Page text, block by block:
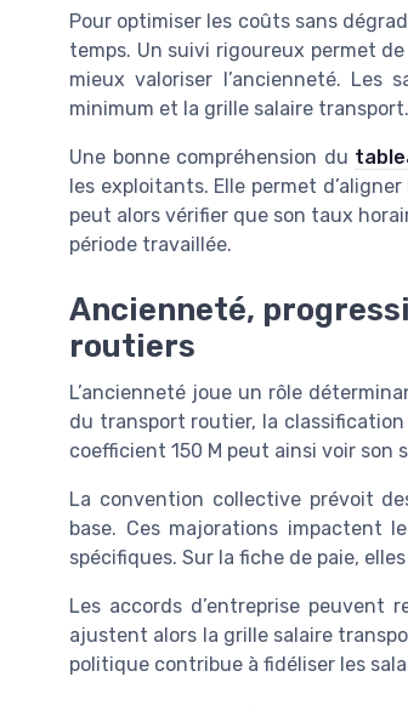
Pour optimiser les coûts sans
temps. Un suivi rigoureux permet
mieux valoriser l’ancienneté.
minimum et la grille salaire transport.
Une bonne compréhension du
les exploitants. Elle permet
peut alors vérifier que son taux
période travaillée.
Ancienneté,
routiers
L’ancienneté joue un rôle
du transport routier, la
coefficient 150 M peut ainsi voir son
La convention collective prévoit
base. Ces majorations impactent
spécifiques. Sur la fiche de paie,
Les accords d’entreprise peuvent
ajustent alors la grille salaire
politique contribue à fidéliser les